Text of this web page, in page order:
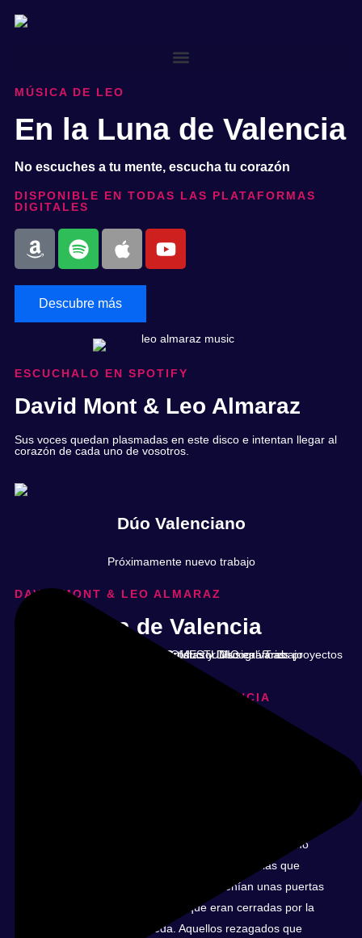
MÚSICA DE LEO
En la Luna de Valencia
No escuches a tu mente, escucha tu corazón
DISPONIBLE EN TODAS LAS PLATAFORMAS
DIGITALES
Descubre más
ESCUCHALO EN SPOTIFY
David Mont & Leo Almaraz
Sus voces quedan plasmadas en este disco e intentan llegar al
corazón de cada uno de vosotros.
Dúo Valenciano
Próximamente nuevo trabajo
DAVID MONT & LEO ALMARAZ
En la Luna de Valencia
ÁLBUM – EN LA LUNA DE VALENCIA
El origen de la misma, y que más fuentes otorgan como
cierta, es la que se refiere a las antiguas murallas que
rodeaban la ciudad de Valencia. Éstas tenían unas puertas
por las que acceder al interior y que eran cerradas por la
noche tras el toque de queda. Aquellos rezagados que